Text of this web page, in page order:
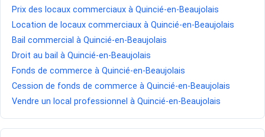
Prix des locaux commerciaux à Quincié-en-Beaujolais
Location de locaux commerciaux à Quincié-en-Beaujolais
Bail commercial à Quincié-en-Beaujolais
Droit au bail à Quincié-en-Beaujolais
Fonds de commerce à Quincié-en-Beaujolais
Cession de fonds de commerce à Quincié-en-Beaujolais
Vendre un local professionnel à Quincié-en-Beaujolais